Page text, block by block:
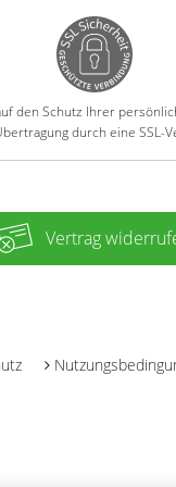
den Schutz Ihrer
durch eine SSL-
Vertrag